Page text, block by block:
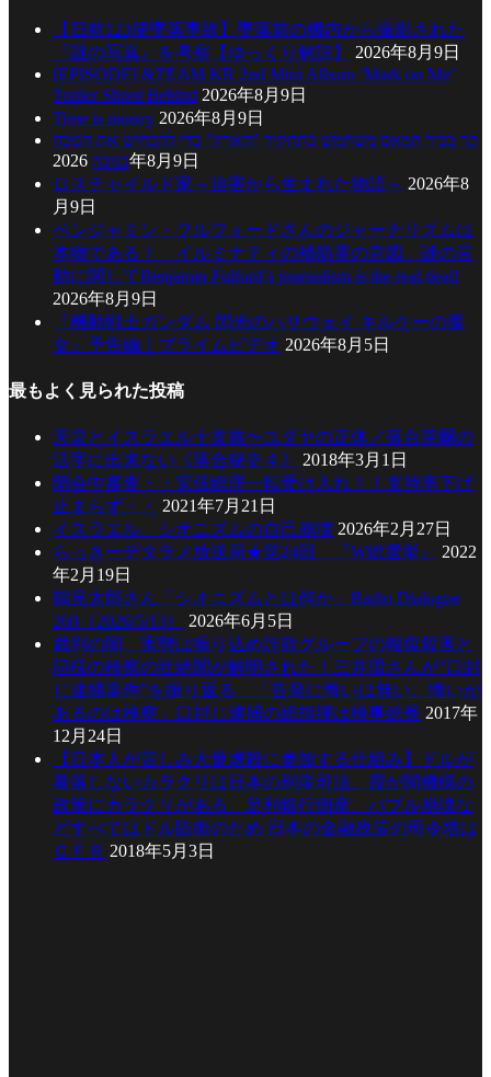
【日航123便墜落事故】墜落前の機内から撮影された
『謎の写真』を考察【ゆっくり解説】
2026年8月9日
[EPISODE] &TEAM KR 2nd Mini Album ‘Mark on Me’
Trailer Shoot Behind 2026年8月9日
Time is money 2026年8月9日
כך בכיר חמאס משתמש בתחקיר “הארץ” כדי להכחיש את הטבח
בנובה2026年8月9日
ロスチャイルド家～迫害から生まれた物語～ 2026年8
月9日
ベンジャミン・フルフォードさんのジャーナリズムは
本物である！ イルミナティの補助霊の意図、謎の言
動に関してBenjamin Fulford’s journalism is the real deal!
2026年8月9日
『機動戦士ガンダム 閃光のハサウェイ キルケーの魔
女』予告編｜プライムビデオ 2026年8月5日
最もよく見られた投稿
天皇とイスラエル十支族〜ユダヤの正体／落合莞爾の
活字に出来ない《落合秘史４》
2018年3月1日
閉会中審査・・安倍総理一転受け入れ！！支持率下げ
止まらず・・
2021年7月21日
イスラエル、シオニズムの自己崩壊 2026年2月27日
らっきーデタラメ放送局★第24回 『W総選挙』
2022
年2月19日
鶴見太郎さん「シオニズムとは何か」Radio Dialogue
260（2026/5/13）
2026年6月5日
裁判の闇 実態は振り込め詐欺グループの報復殺害と
同様の検察の壮絶闇が解明された！三井環さんが”口封
じ逮捕事件”を振り返る 「告発に悔いは無い。悔いが
あるのは検察」口封じ逮捕の総指揮は検事総長 2017年
12月24日
【日本人が苦しみ大量虐殺に参加する仕組み】ドルが
暴落しないカラクリは日本の刑事司法、霞が関機構の
政策にカラクリがある 足利銀行倒産、バブル崩壊な
どすべてはドル防衛のため 日本の金融政策の司令塔は
ＣＦＲ 2018年5月3日